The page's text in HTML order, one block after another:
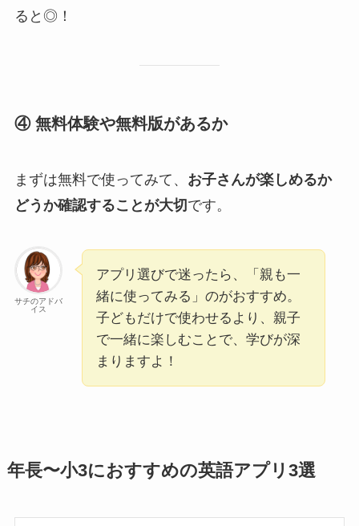
ると◎！
④ 無料体験や無料版があるか
まずは無料で使ってみて、 お子さんが楽しめるか
どうか確認することが大切です。
サチのアドバ
イス
アプリ選びで迷ったら、「親も一
緒に使ってみる」のがおすすめ。
子どもだけで使わせるより、親子
で一緒に楽しむことで、学びが深
まりますよ！
年長〜小3におすすめの英語アプリ3選